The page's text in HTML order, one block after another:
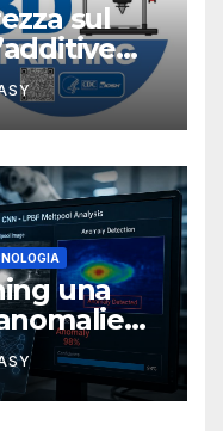
sul
una